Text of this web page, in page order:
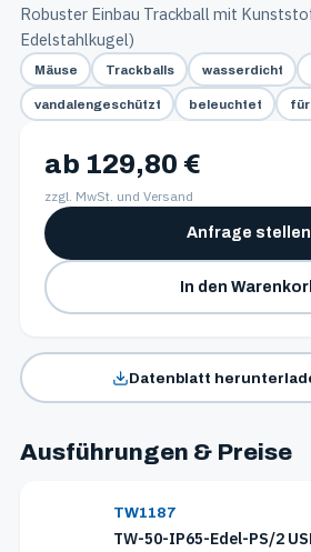
Robuster Einbau Trackball mit
Edelstahlkugel)
Mäuse Trackballs wasserdicht
vandalengeschützt beleuchtet für
ab 129,80 €
zzgl. MwSt. und Versand
In den
Anfrage stellen
Datenblatt
Ausführungen & Preise
TW1187
TW-50-IP65-Edel-PS/2